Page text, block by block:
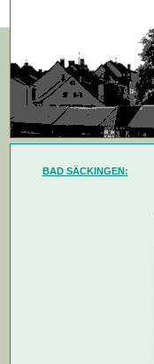
BAD SÄCKINGEN: